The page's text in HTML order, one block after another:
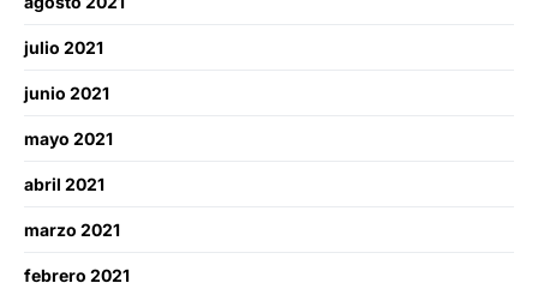
julio 2021
junio 2021
mayo 2021
abril 2021
marzo 2021
febrero 2021